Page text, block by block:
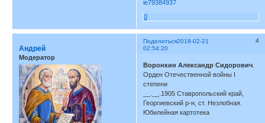
ie79384937
0
Поделиться 4
2018-02-21
02:54:20
Андрей
Модератор
Воронкин Александр Сидорович
Орден Отечественной войны I
степени
__.__.1905 Ставропольский край,
Георгиевский р-н, ст. Незлобная.
Юбилейная картотека